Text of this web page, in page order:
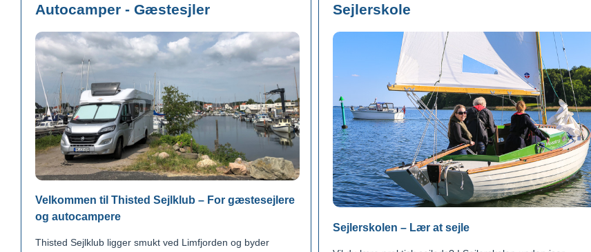
Autocamper - Gæstesjler
Velkommen til Thisted Sejlklub – For gæstesejlere
og autocampere
Thisted Sejlklub ligger smukt ved Limfjorden og byder
Sejlerskole
Sejlerskolen – Lær at sejle